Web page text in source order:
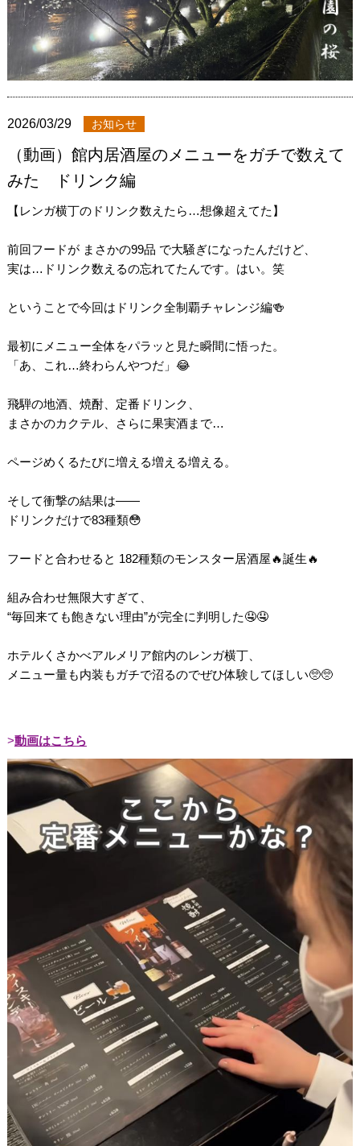
2026/03/29 お知らせ
（動画）館内居酒屋のメニューをガチで数えて
みた ドリンク編
【レンガ横丁のドリンク数えたら…想像超えてた】
前回フードが まさかの99品 で大騒ぎになったんだけど、
実は…ドリンク数えるの忘れてたんです。はい。笑
ということで今回はドリンク全制覇チャレンジ編🍻
最初にメニュー全体をパラッと見た瞬間に悟った。
「あ、これ…終わらんやつだ」😂
飛騨の地酒、焼酎、定番ドリンク、
まさかのカクテル、さらに果実酒まで…
ページめくるたびに増える増える増える。
そして衝撃の結果は――
ドリンクだけで83種類😳
フードと合わせると 182種類のモンスター居酒屋🔥誕生🔥
組み合わせ無限大すぎて、
“毎回来ても飽きない理由”が完全に判明した🤤🤤
ホテルくさかべアルメリア館内のレンガ横丁、
メニュー量も内装もガチで沼るのでぜひ体験してほしい🥺🥺
動画はこちら